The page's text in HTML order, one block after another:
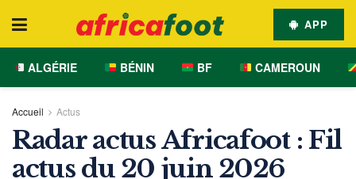
APP
ALGÉRIE BÉNIN BF CAMEROUN
Accueil Actus
Radar actus Africafoot : Fil
actus du 20 juin 2026